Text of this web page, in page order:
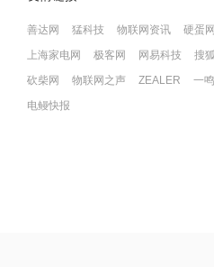
善达网 猛科技 物联网资讯
硬蛋
上海家电网
极客网 网易科技
搜
砍柴网
物联网之声 ZEALER
一
电鳗快报